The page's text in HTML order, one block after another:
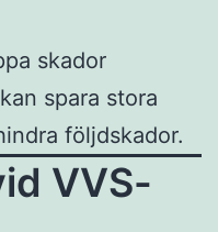
skador
spara stora
följdskador.
VVS-